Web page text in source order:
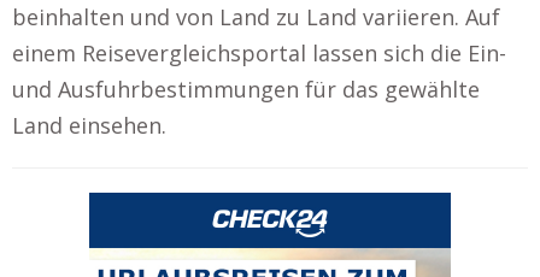
beinhalten und von Land zu Land variieren. Auf
einem Reisevergleichsportal lassen sich die Ein-
und Ausfuhrbestimmungen für das gewählte
Land einsehen.